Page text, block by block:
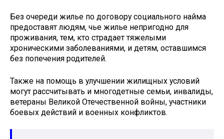
Без очереди жилье по договору социального найма
предоставят людям, чье жилье непригодно для
проживания, тем, кто страдает тяжелыми
хроническими заболеваниями, и детям, оставшимся
без попечения родителей.
Также на помощь в улучшении жилищных условий
могут рассчитывать и многодетные семьи, инвалиды,
ветераны Великой Отечественной войны, участники
боевых действий и военных конфликтов.